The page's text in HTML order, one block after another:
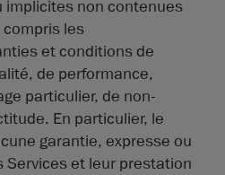
implicites non contenues
les
et conditions de
de performance,
particulier, de non-
En particulier, le
garantie, expresse ou
Services et leur prestation